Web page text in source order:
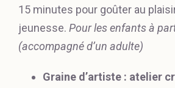
15 minutes pour goûter au
jeunesse. Pour les enfants à
(accompagné d’un adulte)
Graine d’artiste : atelier